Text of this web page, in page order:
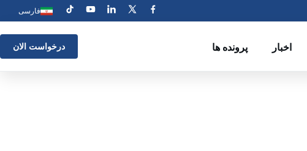
فارسی
اخبار پرونده ها درخواست الان